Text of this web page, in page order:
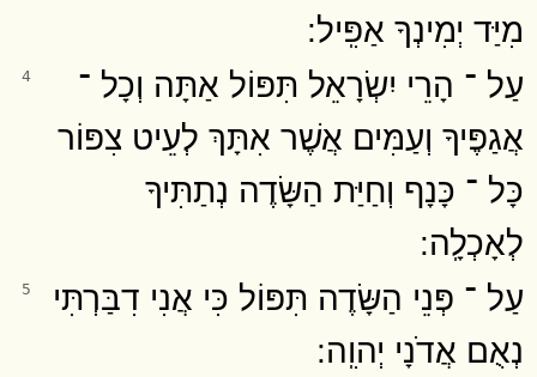
מִיַּד יְמִינְךָ אַפִּֽיל ׃
4
עַל ־ הָרֵי יִשְׂרָאֵל תִּפּוֹל אַתָּה וְכָל ־
אֲגַפֶּיךָ וְעַמִּים אֲשֶׁר אִתָּךְ לְעֵיט צִפּוֹר
כָּל ־ כָּנָף וְחַיַּת הַשָּׂדֶה נְתַתִּיךָ
לְאָכְלָֽה ׃
5
עַל ־ פְּנֵי הַשָּׂדֶה תִּפּוֹל כִּי אֲנִי דִבַּרְתִּי
נְאֻם אֲדֹנָי יְהוִֽה ׃